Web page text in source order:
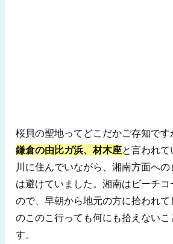
桜貝の聖地ってどこだかご存知で
鎌倉の由比ガ浜、材木座と言われ
川に住んでいながら、湘南方面へ
は避けていました。湘南はビーチ
ので、早朝から地元の方に拾われて
のこのこ行っても何にも拾えない
す。